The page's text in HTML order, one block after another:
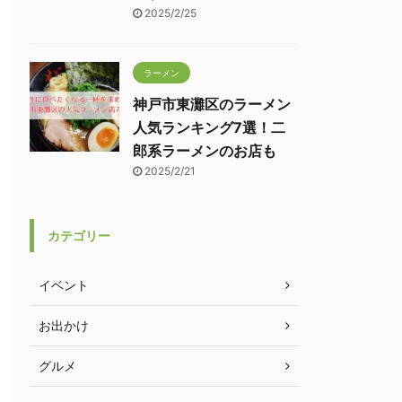
2025/2/25
ラーメン
神戸市東灘区のラーメン
人気ランキング7選！二
郎系ラーメンのお店も
2025/2/21
カテゴリー
イベント
お出かけ
グルメ